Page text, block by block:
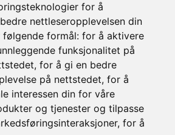
for å
nettleseropplevelsen din
formål: for å aktivere
funksjonalitet på
, for å gi en bedre
på nettstedet, for å
interessen din for våre
og tjenester og tilpasse
, for å